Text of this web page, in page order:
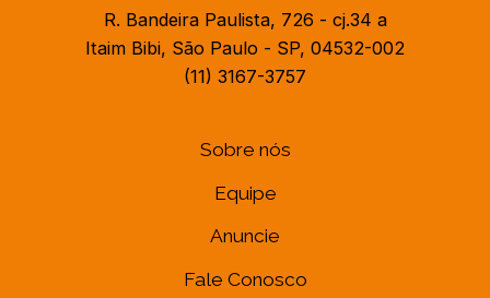
R. Bandeira Paulista, 726 - cj.34 a
Itaim Bibi, São Paulo - SP, 04532-002
(11) 3167-3757
Sobre nós
Equipe
Anuncie
Fale Conosco